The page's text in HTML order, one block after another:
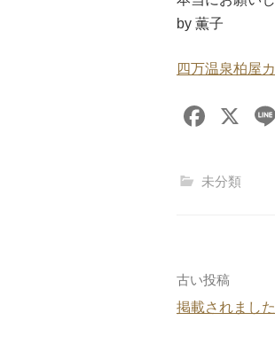
by 薫子
四万温泉柏屋
F
c
o
k
X
未分類
投
稿
古い投稿
掲載されました